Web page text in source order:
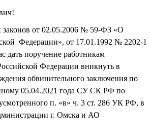
от 02.05.2006 № 59-ФЗ «О
Федерации», от 17.01.1992 № 2202-1
дать поручение работникам
Федерации вникнуть в
обвинительного заключения по
05.04.2021 года СУ СК РФ по
п. «в» ч. 3 ст. 286 УК РФ, в
г. Омска и АО